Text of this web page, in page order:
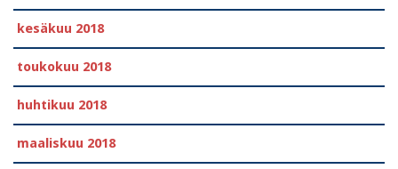
kesäkuu 2018
toukokuu 2018
huhtikuu 2018
maaliskuu 2018